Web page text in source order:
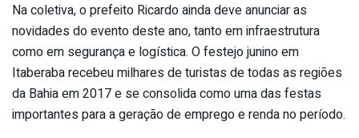
Na coletiva, o prefeito Ricardo ainda deve anunciar as
novidades do evento deste ano, tanto em infraestrutura
como em segurança e logística. O festejo junino em
Itaberaba recebeu milhares de turistas de todas as regiões
da Bahia em 2017 e se consolida como uma das festas
importantes para a geração de emprego e renda no período.